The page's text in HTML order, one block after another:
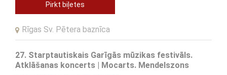
Pirkt biļetes
Rīgas Sv. Pētera baznīca
27. Starptautiskais Garīgās mūzikas festivāls.
Atklāšanas koncerts | Mocarts. Mendelszons